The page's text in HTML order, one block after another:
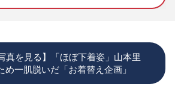
真を見る】「ほぼ下着姿」山本里
め一肌脱いだ「お着替え企画」